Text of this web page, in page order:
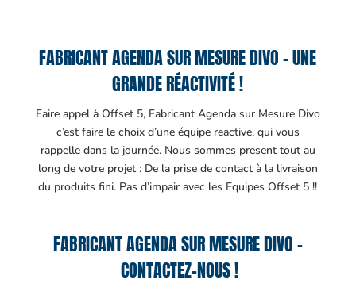
FABRICANT AGENDA SUR MESURE DIVO – UNE
GRANDE RÉACTIVITÉ !
Faire appel à Offset 5, Fabricant Agenda sur Mesure Divo
c’est faire le choix d’une équipe reactive, qui vous
rappelle dans la journée. Nous sommes present tout au
long de votre projet : De la prise de contact à la livraison
du produits fini. Pas d’impair avec les Equipes Offset 5 !!
FABRICANT AGENDA SUR MESURE DIVO –
CONTACTEZ-NOUS !